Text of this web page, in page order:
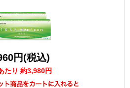
円(税込)
たり 約3,980円